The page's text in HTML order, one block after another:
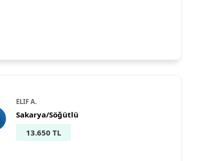
ELIF A.
Sakarya/Söğütlü
13.650 TL